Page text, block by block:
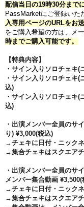
配信当日の19時30分まで
PassMarketにご登録いた
入専用ページのURLをお
をご購入希望の方は、メ
時までご購入可能です。
【特典内容】
・サイン入りソロチェキ
・サイン入りソロチェキ
込)
・サイン入りソロチェキ
込)
・出演メンバー全員のサ
り) ¥3,000(税込)
→チェキに日付・ニック
→集合チェキはスクエア
・出演メンバー全員のサ
メンバー集合動画 ¥3,500(
→チェキに日付・ニック
→集合チェキはスクエア